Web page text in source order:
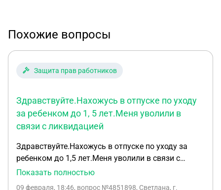
Похожие вопросы
Защита прав работников
Здравствуйте.Нахожусь в отпуске по уходу
за ребенком до 1, 5 лет.Меня уволили в
связи с ликвидацией
Здравствуйте.Нахожусь в отпуске по уходу за
ребенком до 1,5 лет.Меня уволили в связи с
ликвидацией организации,выходное пособие не
Показать полностью
09 февраля, 18:46, вопрос №4851898, Светлана, г.